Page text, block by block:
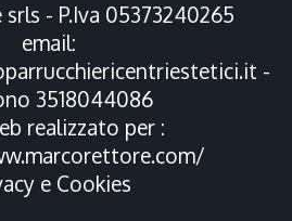
- P.Iva 05373240265
email:
-
3518044086
realizzato per :
e Cookies